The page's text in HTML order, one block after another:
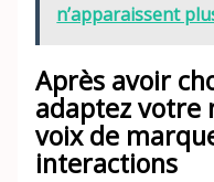
n’apparaissent
Après avoir
adaptez votre
voix de
interactions